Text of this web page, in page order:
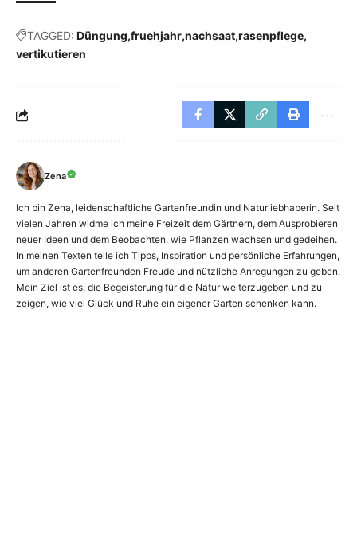
TAGGED: Düngung fruehjahr nachsaat rasenpflege
vertikutieren
Zena
Ich bin Zena, leidenschaftliche Gartenfreundin und Naturliebhaberin. Seit
vielen Jahren widme ich meine Freizeit dem Gärtnern, dem Ausprobieren
neuer Ideen und dem Beobachten, wie Pflanzen wachsen und gedeihen.
In meinen Texten teile ich Tipps, Inspiration und persönliche Erfahrungen,
um anderen Gartenfreunden Freude und nützliche Anregungen zu geben.
Mein Ziel ist es, die Begeisterung für die Natur weiterzugeben und zu
zeigen, wie viel Glück und Ruhe ein eigener Garten schenken kann.